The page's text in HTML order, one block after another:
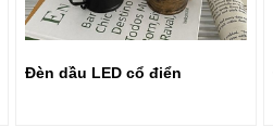
Đèn dầu LED cổ điển